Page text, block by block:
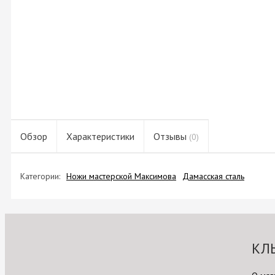
Обзор Характеристики Отзывы (0)
Категории: Ножи мастерской Максимова Дамасская сталь